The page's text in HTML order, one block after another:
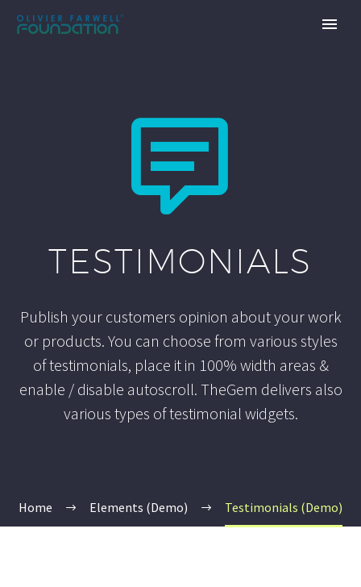


TESTIMONIALS
Publish your customers opinion about your work
or products. You can choose from various styles
of testimonials, place it in 100% width areas &
enable / disable autoscroll. TheGem delivers also
various types of testimonial widgets.
Home Elements (Demo) Testimonials (Demo)